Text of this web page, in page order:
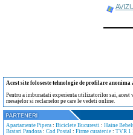
Acest site foloseste tehnologie de profilare
Pentru a imbunatati experienta utilizatorilor sai,
mesajelor si reclamelor pe care le vedeti online.
Apartamente Pipera : Biciclete Bucuresti : Haine
Bratari Pandora : Cod Postal : Firme curatenie : TVR 1